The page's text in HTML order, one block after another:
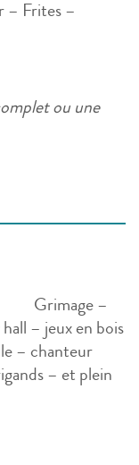
– Frites –
ou une
Grimage –
– jeux en bois
– chanteur
– et plein